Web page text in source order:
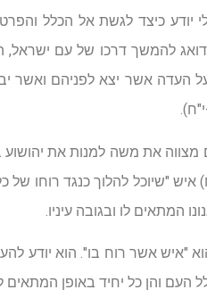
יודע כיצד לגשת אל הכלל
דואג להמשך דרכו של עם
העדה אשר יצא לפניהם ואשר
מצווה את משה למנות את
איש "שיוכל להלוך כנגד רוחו
המתאים לו ובגובה עיניו.
"איש אשר רוח בו". הוא יודע
העם והן כל יחיד באופן המתאים